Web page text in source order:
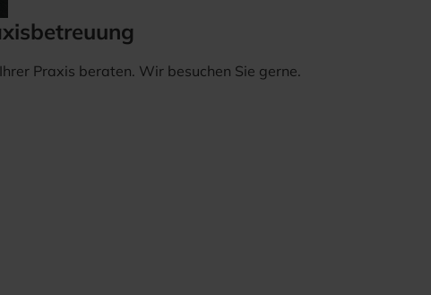
Praxis beraten. Wir besuchen Sie gerne.